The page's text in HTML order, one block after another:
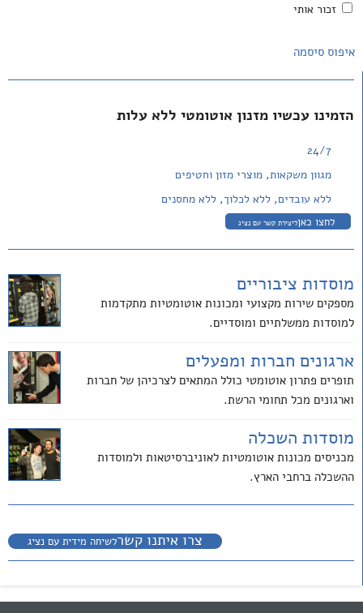
זכור אותי
איפוס סיסמה
הזמינו עכשיו מזנון אוטומטי ללא עלות
24/7
מגוון משקאות, מוצרי מזון וחטיפים
ללא עובדים, ללא לכלוך, ללא מחסנים
לחצו כאןליצירת קשר עם נציג
מוסדות ציבוריים
מספקים שירות מקצועי ומכונות אוטומטיות מתקדמות
למוסדות ממשלתיים ומוסדיים.
ארגונים חברות ומפעלים
תופרים פתרון אוטומטי כולל המתאים לצרכיהן של חברות
וארגונים מכל תחומי הרשת.
מוסדות השכלה
מכניסים מכונות אוטומטיות לאוניברסיטאות ולמוסדות
ההשכלה ברחבי הארץ.
צרו איתנו קשרלשיחה מידית עם נציג